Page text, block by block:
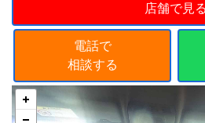
店舗で見る
電話で
相談する